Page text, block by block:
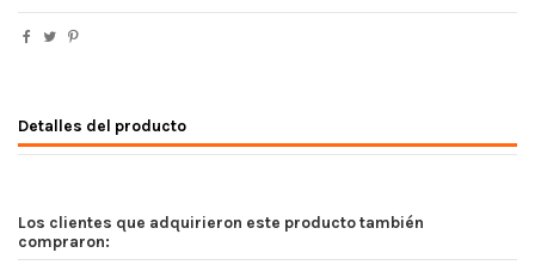
Detalles del producto
Los clientes que adquirieron este producto también
compraron: